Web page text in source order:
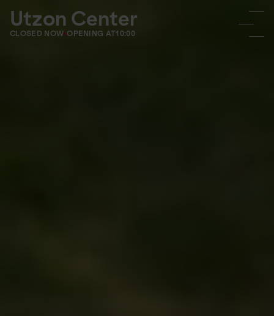
Utzon Center
CLOSED NOW OPENING AT10:00